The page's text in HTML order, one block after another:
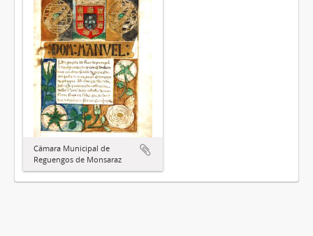
Câmara Municipal de
Reguengos de Monsaraz